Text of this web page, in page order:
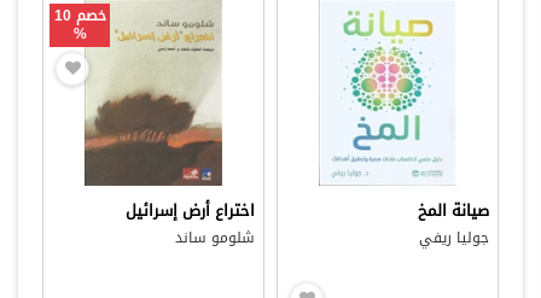
صيانة المخ
جوليا ريفي
خصم 10
%
اختراع أرض إسرائيل
شلومو ساند